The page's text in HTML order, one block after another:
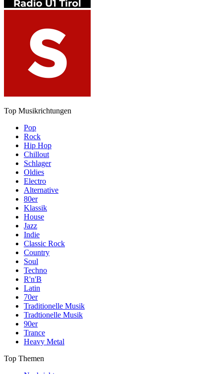
Top Musikrichtungen
Pop
Rock
Hip Hop
Chillout
Schlager
Oldies
Electro
Alternative
80er
Klassik
House
Jazz
Indie
Classic Rock
Country
Soul
Techno
R'n'B
Latin
70er
Traditionelle Musik
Tradtionelle Musik
90er
Trance
Heavy Metal
Top Themen